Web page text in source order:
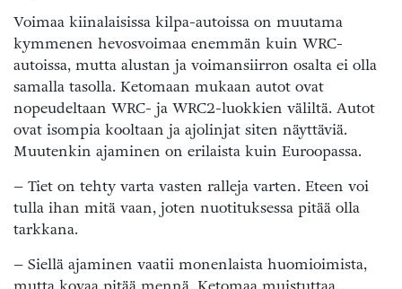
Voimaa kiinalaisissa kilpa-autoissa on muutama
kymmenen hevosvoimaa enemmän kuin WRC-
autoissa, mutta alustan ja voimansiirron osalta ei olla
samalla tasolla. Ketomaan mukaan autot ovat
nopeudeltaan WRC- ja WRC2-luokkien väliltä. Autot
ovat isompia kooltaan ja ajolinjat siten näyttäviä.
Muutenkin ajaminen on erilaista kuin Euroopassa.
– Tiet on tehty varta vasten ralleja varten. Eteen voi
tulla ihan mitä vaan, joten nuotituksessa pitää olla
tarkkana.
– Siellä ajaminen vaatii monenlaista huomioimista,